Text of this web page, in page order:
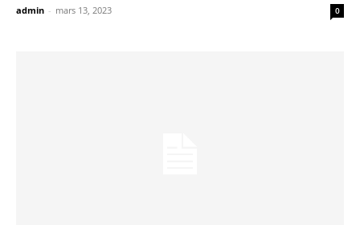
admin - mars 13, 2023 0